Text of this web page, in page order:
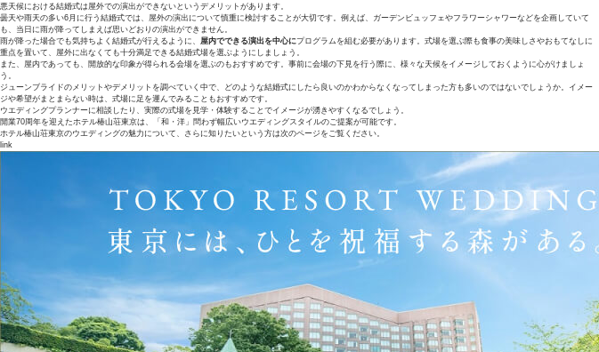
悪天候における結婚式は屋外での演出ができないというデメリットがあります。
曇天や雨天の多い6月に行う結婚式では、屋外の演出について慎重に検討することが大切です。例えば、ガーデンビュッフェやフラワーシャワーなどを企画していて
も、当日に雨が降ってしまえば思いどおりの演出ができません。
雨が降った場合でも気持ちよく結婚式が行えるように、 屋内でできる演出を中心にプログラムを組む必要があります。式場を選ぶ際も食事の美味しさやおもてなしに
重点を置いて、屋外に出なくても十分満足できる結婚式場を選ぶようにしましょう。
また、屋内であっても、開放的な印象が得られる会場を選ぶのもおすすめです。事前に会場の下見を行う際に、様々な天候をイメージしておくように心がけましょ
う。
ジューンブライドのメリットやデメリットを調べていく中で、どのような結婚式にしたら良いのかわからなくなってしまった方も多いのではないでしょうか。イメー
ジや希望がまとまらない時は、式場に足を運んでみることもおすすめです。
ウエディングプランナーに相談したり、実際の式場を見学・体験することでイメージが湧きやすくなるでしょう。
開業70周年を迎えたホテル椿山荘東京は、「和・洋」問わず幅広いウエディングスタイルのご提案が可能です。
ホテル椿山荘東京のウエディングの魅力について、さらに知りたいという方は次のページをご覧ください。
link